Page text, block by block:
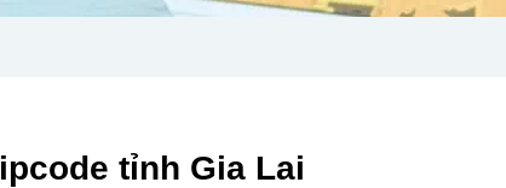
tỉnh Gia Lai